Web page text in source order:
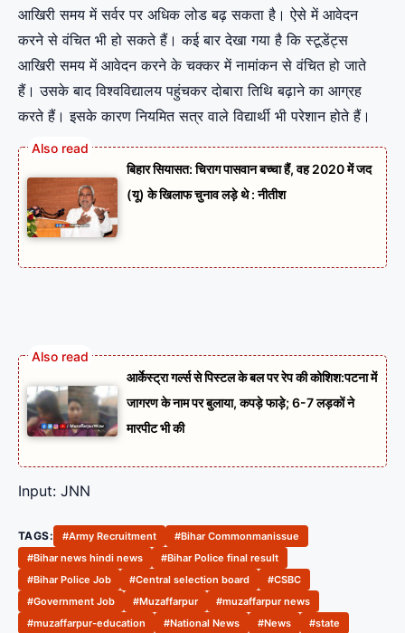
आखिरी समय में सर्वर पर अधिक लोड बढ़ सकता है। ऐसे में आवेदन
करने से वंचित भी हो सकते हैं। कई बार देखा गया है कि स्टूडेंट्स
आखिरी समय में आवेदन करने के चक्कर में नामांकन से वंचित हो जाते
हैं। उसके बाद विश्वविद्यालय पहुंचकर दोबारा तिथि बढ़ाने का आग्रह
करते हैं। इसके कारण नियमित सत्र वाले विद्यार्थी भी परेशान होते हैं।
बिहार सियासत: चिराग पासवान बच्चा हैं, वह 2020 में जद
(यू) के खिलाफ चुनाव लड़े थे : नीतीश
आर्केस्ट्रा गर्ल्स से पिस्टल के बल पर रेप की कोशिश:पटना में
जागरण के नाम पर बुलाया, कपड़े फाड़े; 6-7 लड़कों ने
मारपीट भी की
Input: JNN
TAGS: #Army Recruitment
#Bihar Commonmanissue
#Bihar news hindi news
#Bihar Police final result
#Bihar Police Job
#Central selection board
#CSBC
#Government Job
#Muzaffarpur
#muzaffarpur news
#muzaffarpur-education
#National News #News
#state